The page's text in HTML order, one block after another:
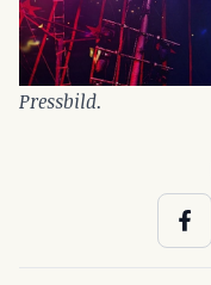
Pressbild.